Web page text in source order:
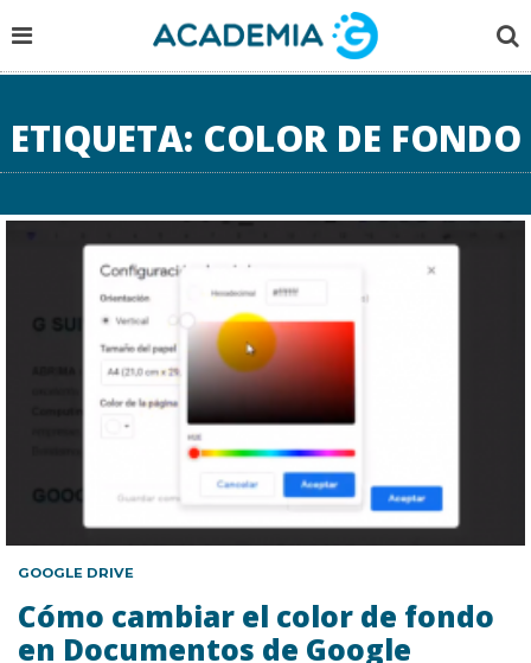
ETIQUETA: COLOR DE FONDO
GOOGLE DRIVE
Cómo cambiar el color de fondo
en Documentos de Google